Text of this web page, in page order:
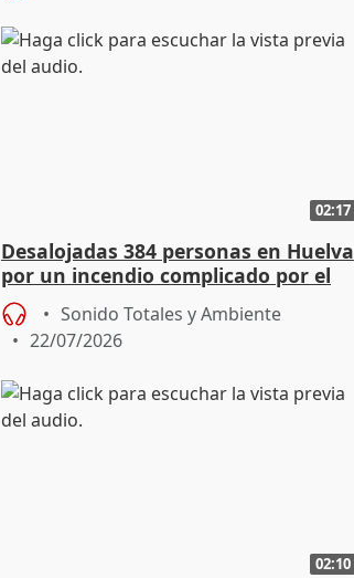
02:17
Desalojadas 384 personas en Huelva
por un incendio complicado por el
viento
Sonido Totales y Ambiente
22/07/2026
02:10